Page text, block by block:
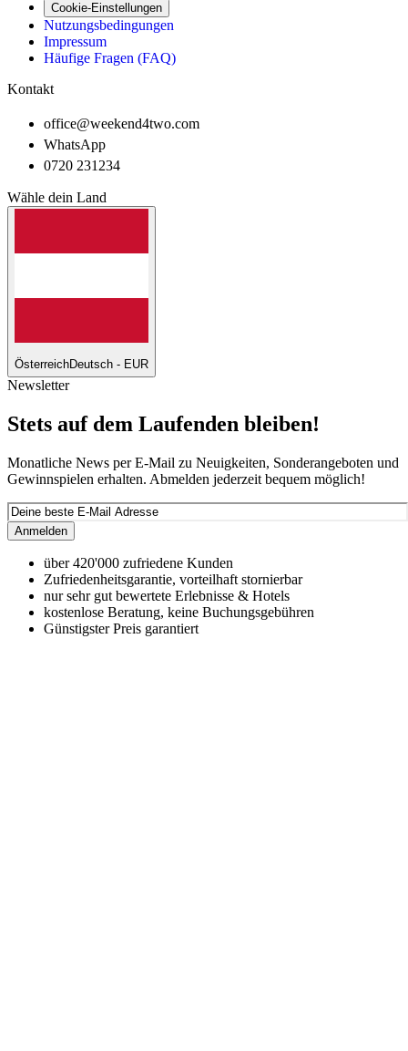
Cookie-Einstellungen
Nutzungsbedingungen
Impressum
Häufige Fragen (FAQ)
Kontakt
office@weekend4two.com
WhatsApp
0720 231234
Wähle dein Land
ÖsterreichDeutsch - EUR
Newsletter
Stets auf dem Laufenden bleiben!
Monatliche News per E-Mail zu Neuigkeiten, Sonderangeboten und
Gewinnspielen erhalten. Abmelden jederzeit bequem möglich!
Anmelden
über 420'000 zufriedene Kunden
Zufriedenheitsgarantie, vorteilhaft stornierbar
nur sehr gut bewertete Erlebnisse & Hotels
kostenlose Beratung, keine Buchungsgebühren
Günstigster Preis garantiert